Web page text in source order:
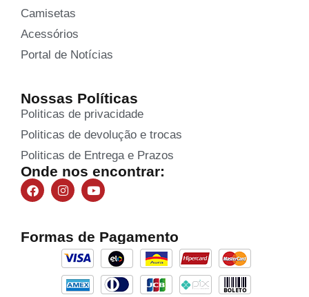
Camisetas
Acessórios
Portal de Notícias
Nossas Políticas
Politicas de privacidade
Politicas de devolução e trocas
Politicas de Entrega e Prazos
Onde nos encontrar:
Formas de Pagamento